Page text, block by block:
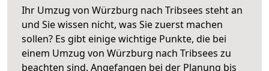
Ihr Umzug von Würzburg nach Tribsees steht an
und Sie wissen nicht, was Sie zuerst machen
sollen? Es gibt einige wichtige Punkte, die bei
einem Umzug von Würzburg nach Tribsees zu
beachten sind. Angefangen bei der Planung bis